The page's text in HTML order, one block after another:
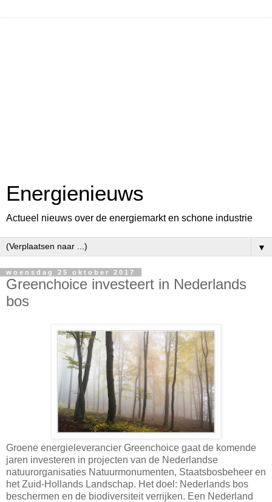
Energienieuws
Actueel nieuws over de energiemarkt en schone industrie
▼
woensdag 25 oktober 2017
Greenchoice investeert in Nederlands
bos
Groene energieleverancier Greenchoice gaat de komende
jaren investeren in projecten van de Nederlandse
natuurorganisaties Natuurmonumenten, Staatsbosbeheer en
het Zuid-Hollands Landschap. Het doel: Nederlands bos
beschermen en de biodiversiteit verrijken. Een Nederland